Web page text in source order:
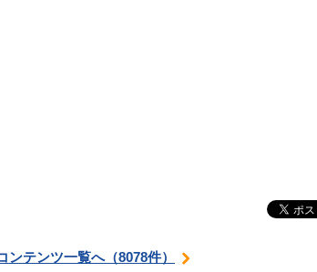
ンテンツ一覧へ（8078件）